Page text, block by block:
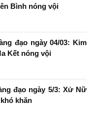
Bình nóng vội
đạo ngày 04/03: Kim
Kết nóng vội
đạo ngày 5/3: Xử Nữ
khăn